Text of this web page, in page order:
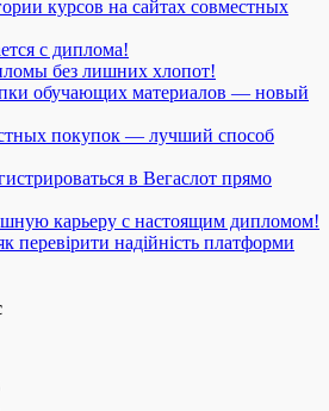
курсов на сайтах совместных
с диплома!
без лишних хлопот!
обучающих материалов — новый
покупок — лучший способ
в Вегаслот прямо
карьеру с настоящим дипломом!
перевірити надійність платформи